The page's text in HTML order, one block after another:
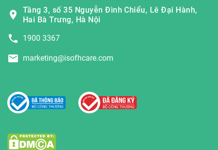
Tầng 3, số 35 Nguyễn Đình Chiểu, Lê Đại Hành,
Hai Bà Trưng, Hà Nội
1900 3367
marketing@isofhcare.com